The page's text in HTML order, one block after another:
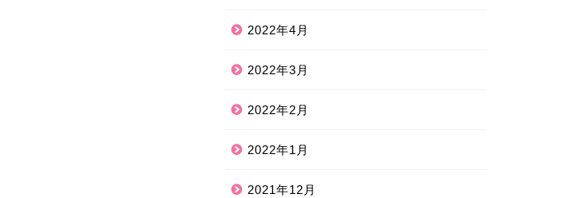
2022年4月
2022年3月
2022年2月
2022年1月
2021年12月